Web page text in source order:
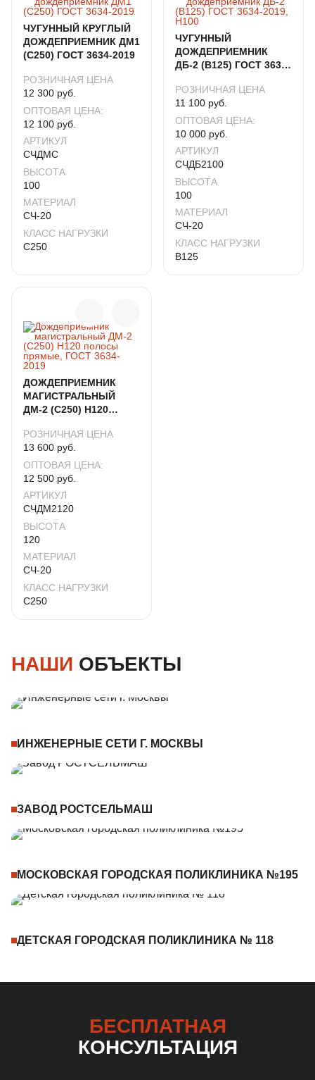
ЧУГУННЫЙ КРУГЛЫЙ
ДОЖДЕПРИЕМНИК ДМ1
(С250) ГОСТ 3634-2019
РОЗНИЧНАЯ ЦЕНА
12 300 руб.
ОПТОВАЯ ЦЕНА:
12 100 руб.
АРТИКУЛ
СЧДМС
ВЫСОТА
100
МАТЕРИАЛ
СЧ-20
КЛАСС НАГРУЗКИ
C250
ЧУГУННЫЙ
ДОЖДЕПРИЕМНИК
ДБ-2 (B125) ГОСТ 3634-
РОЗНИЧНАЯ ЦЕНА
11 100 руб.
ОПТОВАЯ ЦЕНА:
10 000 руб.
АРТИКУЛ
СЧДБ2100
ВЫСОТА
100
МАТЕРИАЛ
СЧ-20
КЛАСС НАГРУЗКИ
B125
ДОЖДЕПРИЕМНИК
МАГИСТРАЛЬНЫЙ
ДМ-2 (С250) H120
ГОСТ 3634-2019
РОЗНИЧНАЯ ЦЕНА
13 600 руб.
ОПТОВАЯ ЦЕНА:
12 500 руб.
АРТИКУЛ
СЧДМ2120
ВЫСОТА
120
МАТЕРИАЛ
СЧ-20
КЛАСС НАГРУЗКИ
C250
НАШИ ОБЪЕКТЫ
ИНЖЕНЕРНЫЕ СЕТИ Г. МОСКВЫ
ЗАВОД РОСТСЕЛЬМАШ
МОСКОВСКАЯ ГОРОДСКАЯ ПОЛИКЛИНИКА №195
ДЕТСКАЯ ГОРОДСКАЯ ПОЛИКЛИНИКА № 118
БЕСПЛАТНАЯ
КОНСУЛЬТАЦИЯ